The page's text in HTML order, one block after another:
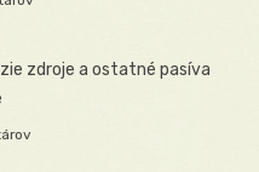
zdroje a ostatné pasíva